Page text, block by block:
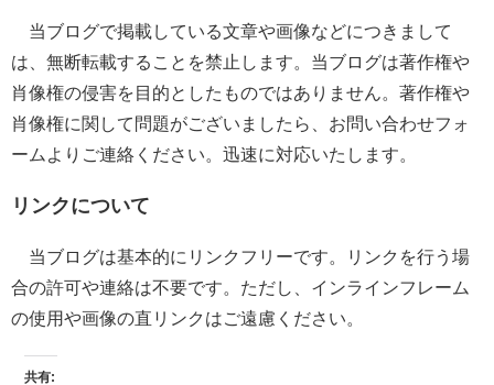
当ブログで掲載している文章や画像などにつきまして
は、無断転載することを禁止します。当ブログは著作権や
肖像権の侵害を目的としたものではありません。著作権や
肖像権に関して問題がございましたら、お問い合わせフォ
ームよりご連絡ください。迅速に対応いたします。
リンクについて
当ブログは基本的にリンクフリーです。リンクを行う場
合の許可や連絡は不要です。ただし、インラインフレーム
の使用や画像の直リンクはご遠慮ください。
共有: